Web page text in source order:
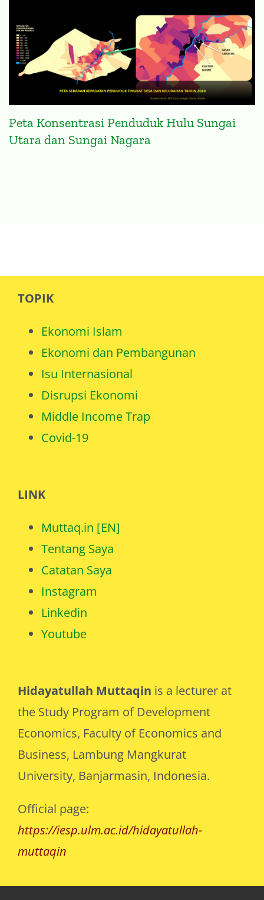
Peta Konsentrasi Penduduk Hulu Sungai
Utara dan Sungai Nagara
Hidayatullah Muttaqin is a lecturer at
the Study Program of Development
Economics, Faculty of Economics and
Business, Lambung Mangkurat
University, Banjarmasin, Indonesia.
Official page:
https://iesp.ulm.ac.id/hidayatullah-
muttaqin
TOPIK
Ekonomi Islam
Ekonomi dan Pembangunan
Isu Internasional
Disrupsi Ekonomi
Middle Income Trap
Covid-19
LINK
Muttaq.in [EN]
Tentang Saya
Catatan Saya
Instagram
Linkedin
Youtube